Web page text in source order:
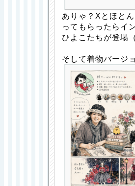
ありゃ？Xとほと
ってもらったらイ
ひよこたちが登場
そして着物バージ